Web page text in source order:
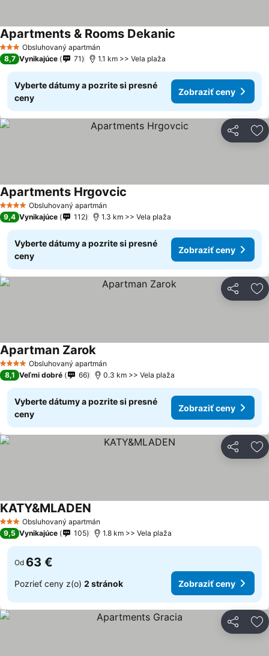
3 Počet hviezdičiek
Obsluhovaný apartmán
Apartments & Rooms Dekanic
8,7 Vynikajúce 71 1.1 km >> Vela plaža
Vyberte dátumy a pozrite si presné
ceny
Zobraziť ceny
Zdieľať
4 Počet hviezdičiek
Obsluhovaný apartmán
Apartments Hrgovcic
9,4 Vynikajúce 112 1.3 km >> Vela plaža
Vyberte dátumy a pozrite si presné
ceny
Zobraziť ceny
Zdieľať
4 Počet hviezdičiek
Obsluhovaný apartmán
Apartman Zarok
8,1 Veľmi dobré 66 0.3 km >> Vela plaža
Vyberte dátumy a pozrite si presné
ceny
Zobraziť ceny
Zdieľať
3 Počet hviezdičiek
Obsluhovaný apartmán
KATY&MLADEN
9,5 Vynikajúce 105 1.8 km >> Vela plaža
Od 63 €
Pozrieť ceny z(o) 2 stránok Zobraziť ceny
Zdieľať